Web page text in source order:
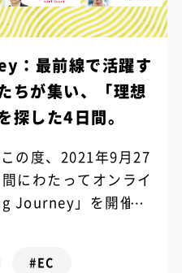
最前線で活躍す
ちが集い、「理想
探した4日間。
の度、2021年9月27
にわたってオンライ
Journey」を開催し
#EC